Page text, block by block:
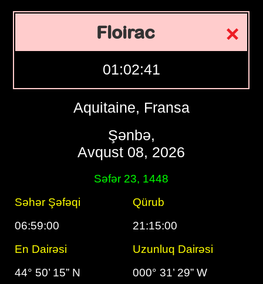
Floirac
01:02:42
Aquitaine, Fransa
Şənbə,
Avqust 08, 2026
Səfər 23, 1448
Səhər Şəfəqi
Qürub
06:59:00
21:15:00
En Dairəsi
Uzunluq Dairəsi
44° 50’ 15” N
000° 31’ 29” W